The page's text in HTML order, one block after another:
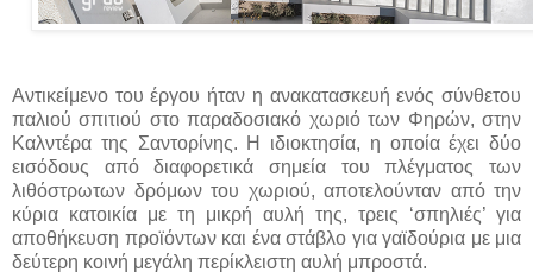
Αντικείμενο του έργου ήταν η ανακατασκευή ενός σύνθετου
παλιού σπιτιού στο παραδοσιακό χωριό των Φηρών, στην
Καλντέρα της Σαντορίνης. Η ιδιοκτησία, η οποία έχει δύο
εισόδους από διαφορετικά σημεία του πλέγματος των
λιθόστρωτων δρόμων του χωριού, αποτελούνταν από την
κύρια κατοικία με τη μικρή αυλή της, τρεις ‘σπηλιές’ για
αποθήκευση προϊόντων και ένα στάβλο για γαϊδούρια με μια
δεύτερη κοινή μεγάλη περίκλειστη αυλή μπροστά.